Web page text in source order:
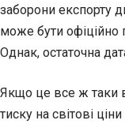
заборони експорту
може бути
Однак, остаточна
Якщо це все ж таки
тиску на світові